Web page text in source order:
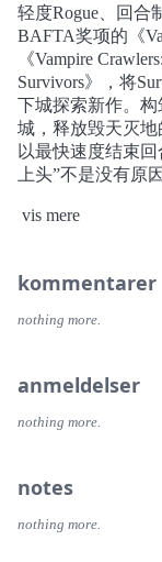
轻度Rogue、回
BAFTA奖项的《
《Vampire
Survivors》，将
下城探索新作。
城，释放毁天灭
以最快速度结束
上头”不是没有原
游戏内容
击，每一手牌都
没有原因的！
自可立于不败之地
地下城探索：多层
vis mere
kommentarer
nothing more.
anmeldelser
nothing more.
notes
nothing more.